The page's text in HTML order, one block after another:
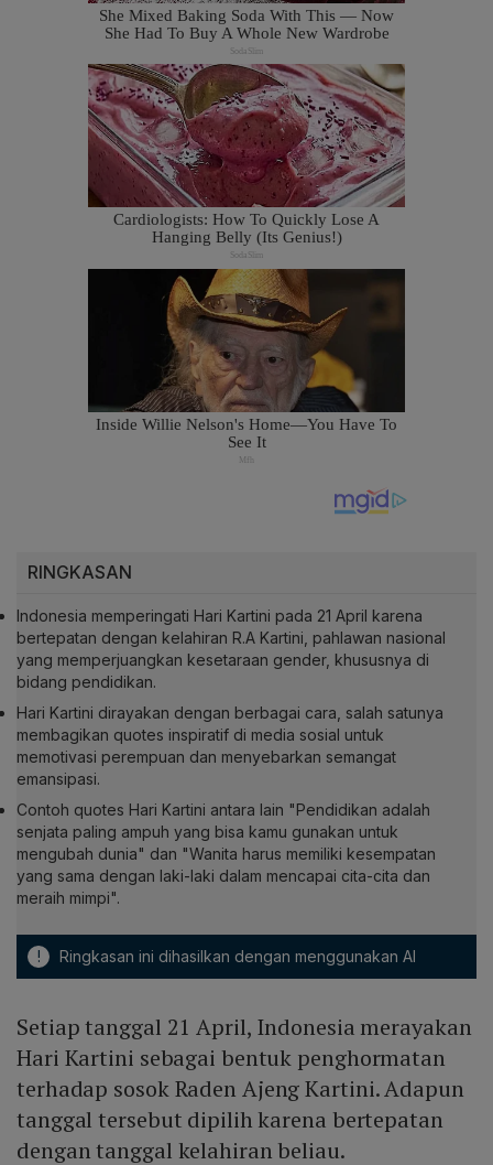
RINGKASAN
Indonesia memperingati Hari Kartini pada 21 April karena
bertepatan dengan kelahiran R.A Kartini, pahlawan nasional
yang memperjuangkan kesetaraan gender, khususnya di
bidang pendidikan.
Hari Kartini dirayakan dengan berbagai cara, salah satunya
membagikan quotes inspiratif di media sosial untuk
memotivasi perempuan dan menyebarkan semangat
emansipasi.
Contoh quotes Hari Kartini antara lain "Pendidikan adalah
senjata paling ampuh yang bisa kamu gunakan untuk
mengubah dunia" dan "Wanita harus memiliki kesempatan
yang sama dengan laki-laki dalam mencapai cita-cita dan
meraih mimpi".
! Ringkasan ini dihasilkan dengan menggunakan AI
Setiap tanggal 21 April, Indonesia merayakan
Hari Kartini sebagai bentuk penghormatan
terhadap sosok Raden Ajeng Kartini. Adapun
tanggal tersebut dipilih karena bertepatan
dengan tanggal kelahiran beliau.